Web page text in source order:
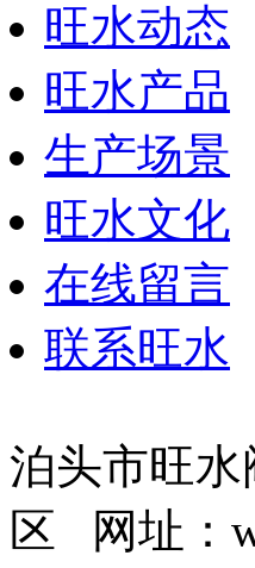
旺水动态
旺水产品
生产场景
旺水文化
在线留言
联系旺水
泊头市旺
区 网址：